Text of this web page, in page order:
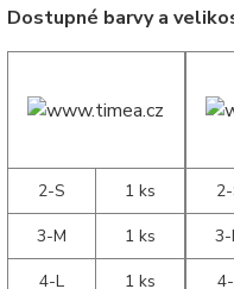
Dostupné barvy a
2-S
1 ks
3-M
1 ks
4-L
1 ks
3-